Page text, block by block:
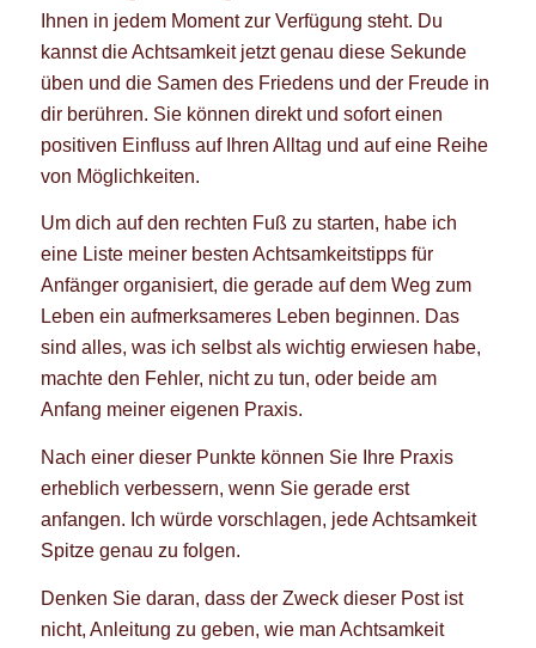
Ihnen in jedem Moment zur Verfügung steht. Du
kannst die Achtsamkeit jetzt genau diese Sekunde
üben und die Samen des Friedens und der Freude in
dir berühren. Sie können direkt und sofort einen
positiven Einfluss auf Ihren Alltag und auf eine Reihe
von Möglichkeiten.
Um dich auf den rechten Fuß zu starten, habe ich
eine Liste meiner besten Achtsamkeitstipps für
Anfänger organisiert, die gerade auf dem Weg zum
Leben ein aufmerksameres Leben beginnen. Das
sind alles, was ich selbst als wichtig erwiesen habe,
machte den Fehler, nicht zu tun, oder beide am
Anfang meiner eigenen Praxis.
Nach einer dieser Punkte können Sie Ihre Praxis
erheblich verbessern, wenn Sie gerade erst
anfangen. Ich würde vorschlagen, jede Achtsamkeit
Spitze genau zu folgen.
Denken Sie daran, dass der Zweck dieser Post ist
nicht, Anleitung zu geben, wie man Achtsamkeit